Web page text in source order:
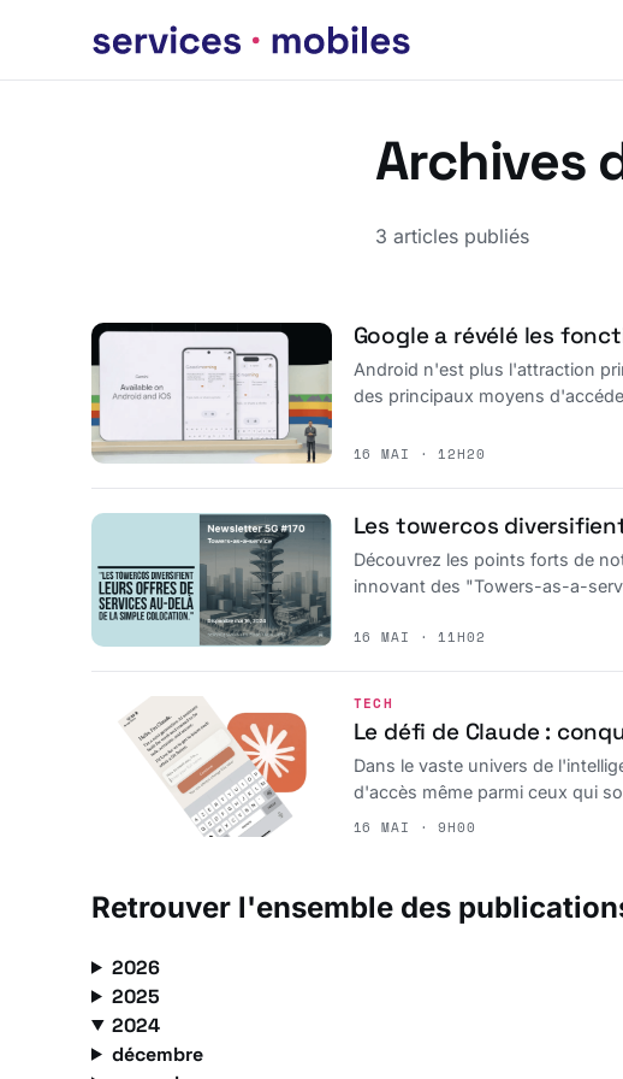
Archives
3 articles publiés
Google a révélé les
Android n'est plus l'attraction
des principaux moyens
16 MAI · 12H20
Les towercos
Découvrez les points forts de
innovant des "Towers-as-a-
manquez pas ces informations
16 MAI · 11H02
TECH
Le défi de Claude :
Dans le vaste univers de
d'accès même parmi ceux qui
dernier sur l'App Store après
16 MAI · 9H00
Retrouver l'ensemble des
2026
2025
2024
décembre